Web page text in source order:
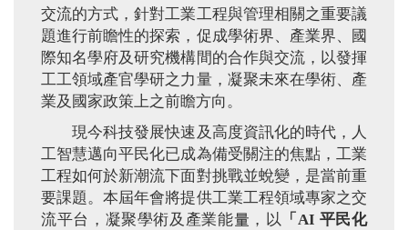
交流的方式，針對工業工程與管理相關之重要議
題進行前瞻性的探索，促成學術界、產業界、國
際知名學府及研究機構間的合作與交流，以發揮
工工領域產官學研之力量，凝聚未來在學術、產
業及國家政策上之前瞻方向。
現今科技發展快速及高度資訊化的時代，人
工智慧邁向平民化已成為備受關注的焦點，工業
工程如何於新潮流下面對挑戰並蛻變，是當前重
要課題。本屆年會將提供工業工程領域專家之交
流平台，凝聚學術及產業能量，以 「AI 平民化